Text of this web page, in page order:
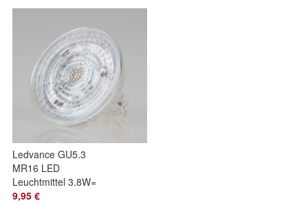
Ledvance GU5.3
MR16 LED
Leuchtmittel 3.8W=
(35W) 12V 3000K
9,95 €